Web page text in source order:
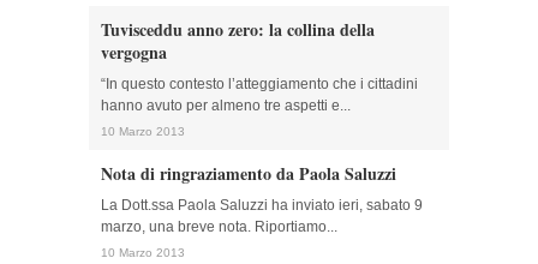
Tuvisceddu anno zero: la collina della
vergogna
“In questo contesto l’atteggiamento che i cittadini
hanno avuto per almeno tre aspetti e...
10 Marzo 2013
Nota di ringraziamento da Paola Saluzzi
La Dott.ssa Paola Saluzzi ha inviato ieri, sabato 9
marzo, una breve nota. Riportiamo...
10 Marzo 2013